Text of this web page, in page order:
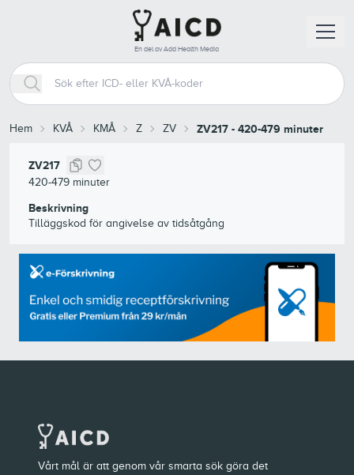
En del av Add Health Media
Hem KVÅ KMÅ Z ZV ZV217 - 420-479 minuter
ZV217
420-479 minuter
Beskrivning
Tilläggskod för angivelse av tidsåtgång
Vårt mål är att genom vår smarta sök göra det